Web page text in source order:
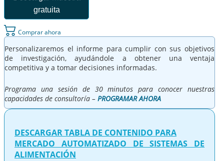
gratuita
Comprar ahora
Personalizaremos el informe para cumplir con sus objetivos
de investigación, ayudándole a obtener una ventaja
competitiva y a tomar decisiones informadas.
Programa una sesión de 30 minutos para conocer nuestras
capacidades de consultoría – PROGRAMAR AHORA
DESCARGAR TABLA DE CONTENIDO PARA
MERCADO AUTOMATIZADO DE SISTEMAS DE
ALIMENTACIÓN